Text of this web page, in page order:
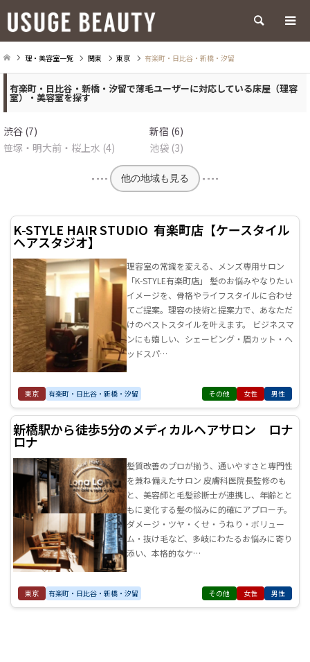
検索
理・美容室一覧 関東 東京 有楽町・日比谷・新橋・汐留
有楽町・日比谷・新橋・汐留で薄毛ユーザーに対応している床屋（理容
室）・美容室を探す
渋谷 (7)
新宿 (6)
笹塚・明大前・桜上水 (4)
池袋 (3)
他の地域も見る
K-STYLE HAIR STUDIO 有楽町店【ケースタイル
ヘアスタジオ】
理容室の常識を変える、メンズ専用サロン
「K-STYLE有楽町店」 髪のお悩みやなりたい
イメージを、骨格やライフスタイルに合わせ
てご提案。理容の技術と提案力で、あなただ
けのベストスタイルを叶えます。 ビジネスマ
ンにも嬉しい、シェービング・眉カット・ヘ
ッドスパ…
東京 有楽町・日比谷・新橋・汐留 その他 女性 男性
新橋駅から徒歩5分のメディカルヘアサロン ロナ
ロナ
髪質改善のプロが揃う、通いやすさと専門性
を兼ね備えたサロン 皮膚科医院長監修のも
と、美容師と毛髪診断士が連携し、年齢とと
もに変化する髪の悩みに的確にアプローチ。
ダメージ・ツヤ・くせ・うねり・ボリュー
ム・抜け毛など、多岐にわたるお悩みに寄り
添い、本格的なケ…
東京 有楽町・日比谷・新橋・汐留 その他 女性 男性